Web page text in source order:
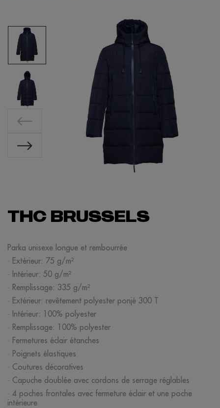
THC BRUSSELS
Parka unisexe longue et rembourrée
· Extérieur: 75 g/m²
· Intérieur: 50 g/m²
· Remplissage: 335 g/m²
· Extérieur: revêtement polyester ponjé 300 T
· Intérieur: 100% polyester
· Remplissage: 100% polyester
· Fermetures éclair étanches
· Poignets élastiques
· Coutures décoratives
· Capuche doublée avec cordons de serrage réglables
· 4 poches frontales avec fermeture éclair et une poche
intérieure